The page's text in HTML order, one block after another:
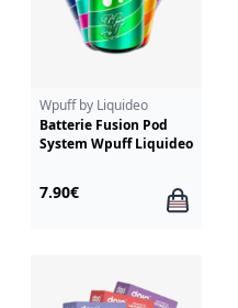
Wpuff by Liquideo
Batterie Fusion Pod
System Wpuff Liquideo
7.90€